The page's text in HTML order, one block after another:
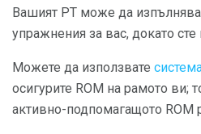
Вашият PT може да
упражнения за вас, докато сте
Можете да използвате
осигурите ROM на рамото ви;
активно-подпомагащото ROM